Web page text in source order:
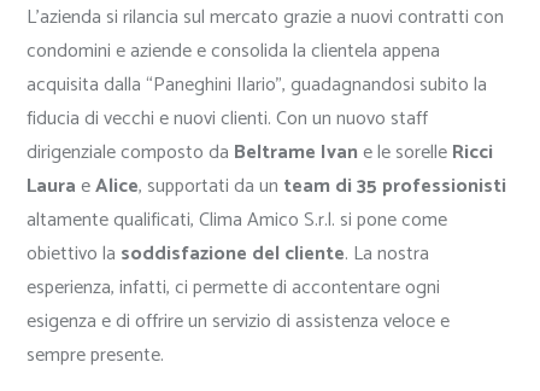
L’azienda si rilancia sul mercato grazie a nuovi contratti con
condomini e aziende e consolida la clientela appena
acquisita dalla “Paneghini Ilario”, guadagnandosi subito la
fiducia di vecchi e nuovi clienti. Con un nuovo staff
dirigenziale composto da Beltrame Ivane le sorelleRicci
LauraeAlice, supportati da un team di 35 professionisti
altamente qualificati, Clima Amico S.r.l. si pone come
obiettivo la soddisfazione del cliente. La nostra
esperienza, infatti, ci permette di accontentare ogni
esigenza e di offrire un servizio di assistenza veloce e
sempre presente.